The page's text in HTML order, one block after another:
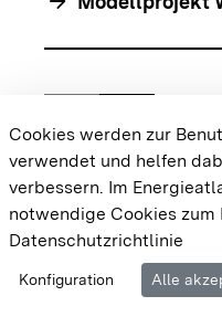
Zur chevron_rightZur
{{/
Cookie-Einstellungen
Impressum
Cookies werden zur
verwendet und helfen
verbessern. Im
notwendige Cookies zum
Datenschutzrichtlinie
Konfiguration Alle